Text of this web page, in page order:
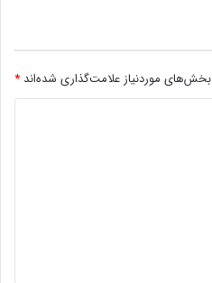
بخش‌های موردنیاز علامت‌گذاری شده‌اند *